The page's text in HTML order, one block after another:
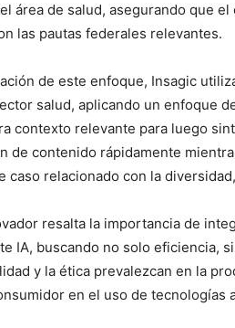
área de salud, asegurando que
las pautas federales relevantes.
de este enfoque, Insagic
salud, aplicando un enfoque
contexto relevante para luego
de contenido rápidamente
caso relacionado con la
resalta la importancia de
IA, buscando no solo eficiencia,
y la ética prevalezcan en la
en el uso de tecnologías